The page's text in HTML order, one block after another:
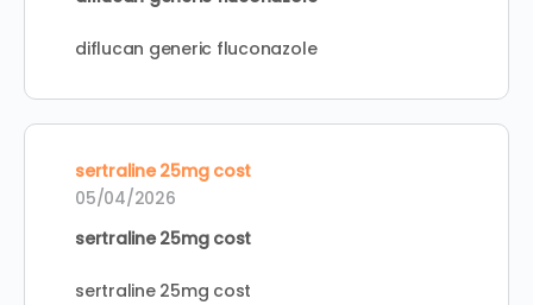
diflucan generic fluconazole
sertraline 25mg cost
05/04/2026
sertraline 25mg cost
sertraline 25mg cost